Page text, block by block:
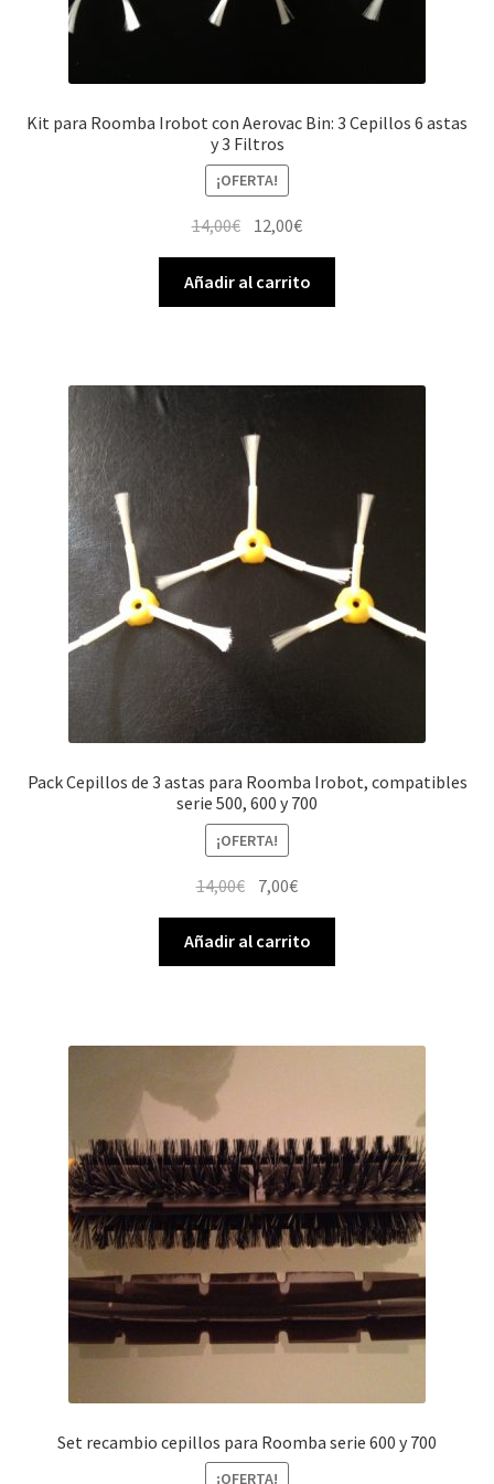
Kit para Roomba Irobot con Aerovac Bin: 3 Cepillos 6 astas
y 3 Filtros
¡OFERTA!
14,00€ El
precio
original
era:
12,00€El
precio
actual
es:
Añadir al carrito
Pack Cepillos de 3 astas para Roomba Irobot, compatibles
serie 500, 600 y 700
¡OFERTA!
14,00€ El
original
era:
7,00€El
actual
es:
Añadir al carrito
Set recambio cepillos para Roomba serie 600 y 700
¡OFERTA!